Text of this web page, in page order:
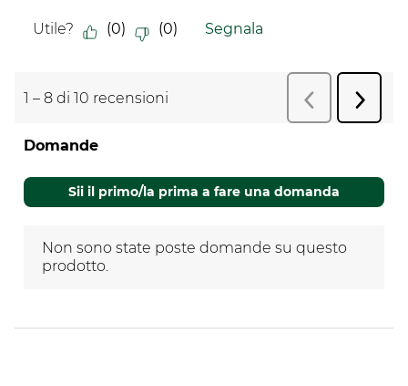
Utile? (0) (0) Segnala
1 – 8 di 10 recensioni Precedente
Non sono state poste domande su questo
Domande
Sii il primo/la prima a fare una domanda
Non sono state poste domande su questo
prodotto.